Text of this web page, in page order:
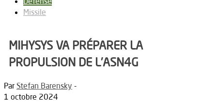
Missile
MIHYSYS VA PRÉPARER LA
PROPULSION DE L’ASN4G
Par Stefan Barensky -
1 octobre 2024